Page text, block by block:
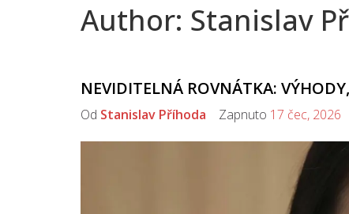
Author: Stanislav
NEVIDITELNÁ ROVNÁTKA:
Od Stanislav Příhoda Zapnuto 17 čec, 2026